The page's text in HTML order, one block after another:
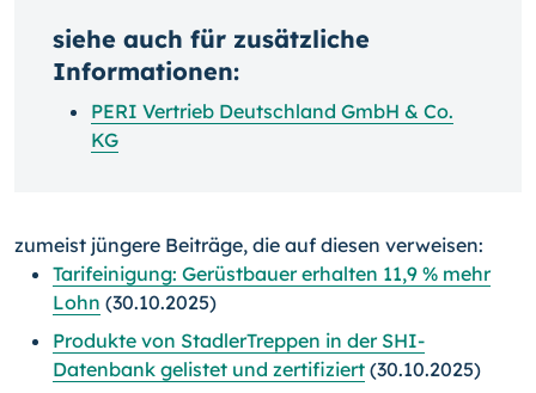
siehe auch für zusätzliche
Informationen:
PERI Vertrieb Deutschland GmbH & Co.
KG
zumeist jüngere Beiträge, die auf diesen verweisen:
Tarifeinigung: Gerüstbauer erhalten 11,9 % mehr
Lohn (30.10.2025)
Produkte von StadlerTreppen in der SHI-
Datenbank gelistet und zertifiziert (30.10.2025)